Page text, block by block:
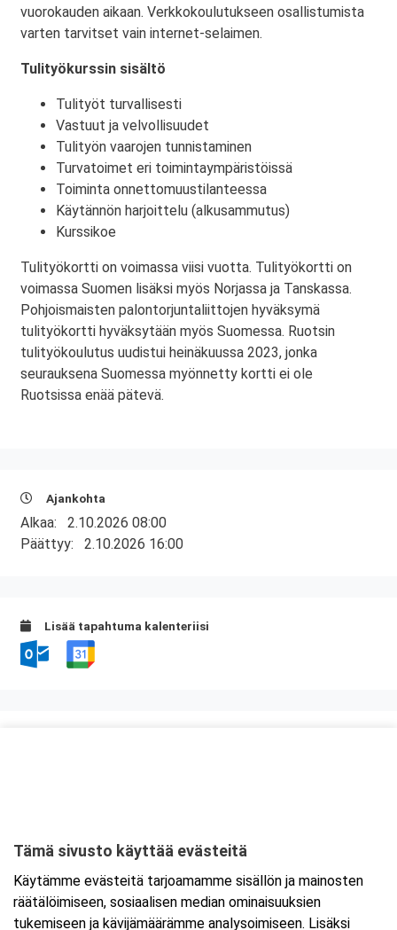
vuorokauden aikaan. Verkkokoulutukseen osallistumista
varten tarvitset vain internet-selaimen.
Tulityökurssin sisältö
Tulityöt turvallisesti
Vastuut ja velvollisuudet
Tulityön vaarojen tunnistaminen
Turvatoimet eri toimintaympäristöissä
Toiminta onnettomuustilanteessa
Käytännön harjoittelu (alkusammutus)
Kurssikoe
Tulityökortti on voimassa viisi vuotta. Tulityökortti on
voimassa Suomen lisäksi myös Norjassa ja Tanskassa.
Pohjoismaisten palontorjuntaliittojen hyväksymä
tulityökortti hyväksytään myös Suomessa. Ruotsin
tulityökoulutus uudistui heinäkuussa 2023, jonka
seurauksena Suomessa myönnetty kortti ei ole
Ruotsissa enää pätevä.
Ajankohta
Alkaa: 2.10.2026 08:00
Päättyy: 2.10.2026 16:00
Lisää tapahtuma kalenteriisi
Tarkempi kartta ja ajo-ohjeet
Tämä sivusto käyttää evästeitä
Käytämme evästeitä tarjoamamme sisällön ja mainosten
räätälöimiseen, sosiaalisen median ominaisuuksien
tukemiseen ja kävijämäärämme analysoimiseen. Lisäksi